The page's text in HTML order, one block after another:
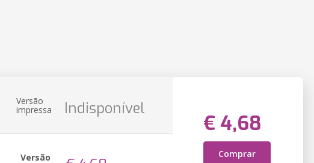
Versão
impressa Indisponível
€ 4,68
Comprar
Versão